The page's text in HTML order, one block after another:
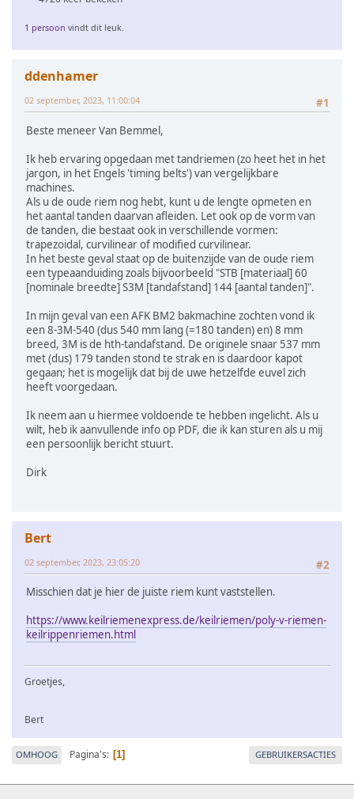
1 persoon vindt dit leuk.
ddenhamer
#1
02 september, 2023, 11:00:04
Beste meneer Van Bemmel,
Ik heb ervaring opgedaan met tandriemen (zo heet het in het
jargon, in het Engels 'timing belts') van vergelijkbare
machines.
Als u de oude riem nog hebt, kunt u de lengte opmeten en
het aantal tanden daarvan afleiden. Let ook op de vorm van
de tanden, die bestaat ook in verschillende vormen:
trapezoidal, curvilinear of modified curvilinear.
In het beste geval staat op de buitenzijde van de oude riem
een typeaanduiding zoals bijvoorbeeld "STB [materiaal] 60
[nominale breedte] S3M [tandafstand] 144 [aantal tanden]".
In mijn geval van een AFK BM2 bakmachine zochten vond ik
een 8-3M-540 (dus 540 mm lang (=180 tanden) en) 8 mm
breed, 3M is de hth-tandafstand. De originele snaar 537 mm
met (dus) 179 tanden stond te strak en is daardoor kapot
gegaan; het is mogelijk dat bij de uwe hetzelfde euvel zich
heeft voorgedaan.
Ik neem aan u hiermee voldoende te hebben ingelicht. Als u
wilt, heb ik aanvullende info op PDF, die ik kan sturen als u mij
een persoonlijk bericht stuurt.
Dirk
Bert
#2
02 september, 2023, 23:05:20
Misschien dat je hier de juiste riem kunt vaststellen.
https://www.keilriemenexpress.de/keilriemen/poly-v-riemen-
keilrippenriemen.html
Groetjes,
Bert
OMHOOG Pagina's 1 GEBRUIKERSACTIES